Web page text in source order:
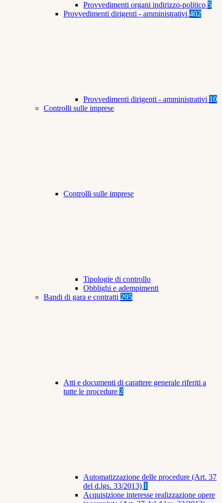
Provvedimenti organi indirizzo-politico 5
Provvedimenti dirigenti - amministrativi 402
Provvedimenti dirigenti - amministrativi 10
Controlli sulle imprese
Controlli sulle imprese
Tipologie di controllo
Obblighi e adempimenti
Bandi di gara e contratti 295
Atti e documenti di carattere generale riferiti a
tutte le procedure 2
Automatizzazione delle procedure (Art. 37
del d.lgs. 33/2013) 1
Acquisizione interesse realizzazione opere